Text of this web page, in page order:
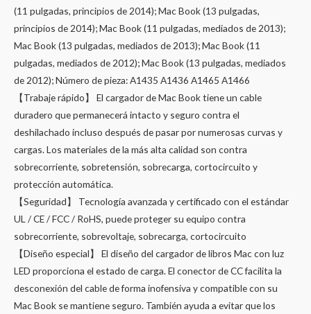
(11 pulgadas, principios de 2014); Mac Book (13 pulgadas,
principios de 2014); Mac Book (11 pulgadas, mediados de 2013);
Mac Book (13 pulgadas, mediados de 2013); Mac Book (11
pulgadas, mediados de 2012); Mac Book (13 pulgadas, mediados
de 2012); Número de pieza: A1435 A1436 A1465 A1466
【Trabaje rápido】 El cargador de Mac Book tiene un cable
duradero que permanecerá intacto y seguro contra el
deshilachado incluso después de pasar por numerosas curvas y
cargas. Los materiales de la más alta calidad son contra
sobrecorriente, sobretensión, sobrecarga, cortocircuito y
protección automática.
【Seguridad】 Tecnología avanzada y certificado con el estándar
UL / CE / FCC / RoHS, puede proteger su equipo contra
sobrecorriente, sobrevoltaje, sobrecarga, cortocircuito
【Diseño especial】 El diseño del cargador de libros Mac con luz
LED proporciona el estado de carga. El conector de CC facilita la
desconexión del cable de forma inofensiva y compatible con su
Mac Book se mantiene seguro. También ayuda a evitar que los